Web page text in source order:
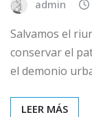
admin
Salvamos el
conservar el
el demonio
LEER MÁS